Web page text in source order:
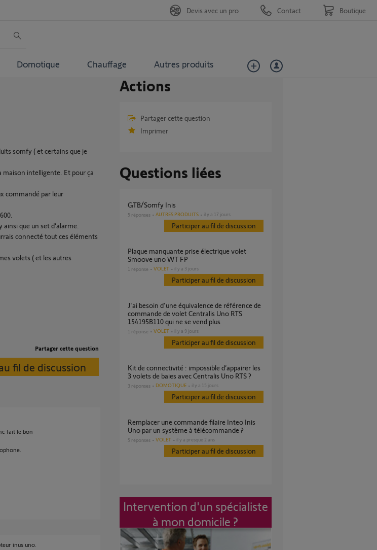
Domotique Chauffage Autres produits
Devis avec un pro Contact Boutique
somfy ( et certains que je
maison intelligente. Et pour ça
commandé par leur
que un set d’alarme.
connecté tout ces éléments
volets ( et les autres
Partager cette question
fil de discussion
fait le bon
inus uno.
Actions
Partager cette question
Imprimer
Questions liées
GTB/Somfy Inis
5 réponses AUTRES PRODUITS il y a 17 jours
Participer au fil de discussion
Plaque manquante prise électrique volet
Smoove uno WT FP
1 réponse VOLET il y a 3 jours
Participer au fil de discussion
J'ai besoin d'une équivalence de référence de
commande de volet Centralis Uno RTS
154195B110 qui ne se vend plus
1 réponse VOLET il y a 9 jours
Participer au fil de discussion
Kit de connectivité : impossible d’appairer les
3 volets de baies avec Centralis Uno RTS ?
3 réponses DOMOTIQUE il y a 15 jours
Participer au fil de discussion
Remplacer une commande filaire Inteo Inis
Uno par un système à télécommande ?
5 réponses VOLET il y a presque 2 ans
Participer au fil de discussion
Intervention d'un spécialiste
à mon domicile ?